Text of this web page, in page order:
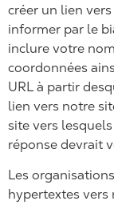
créer un lien
informer par le
inclure votre
coordonnées
URL à partir
lien vers notre
site vers
réponse devrait
Les
hypertextes vers